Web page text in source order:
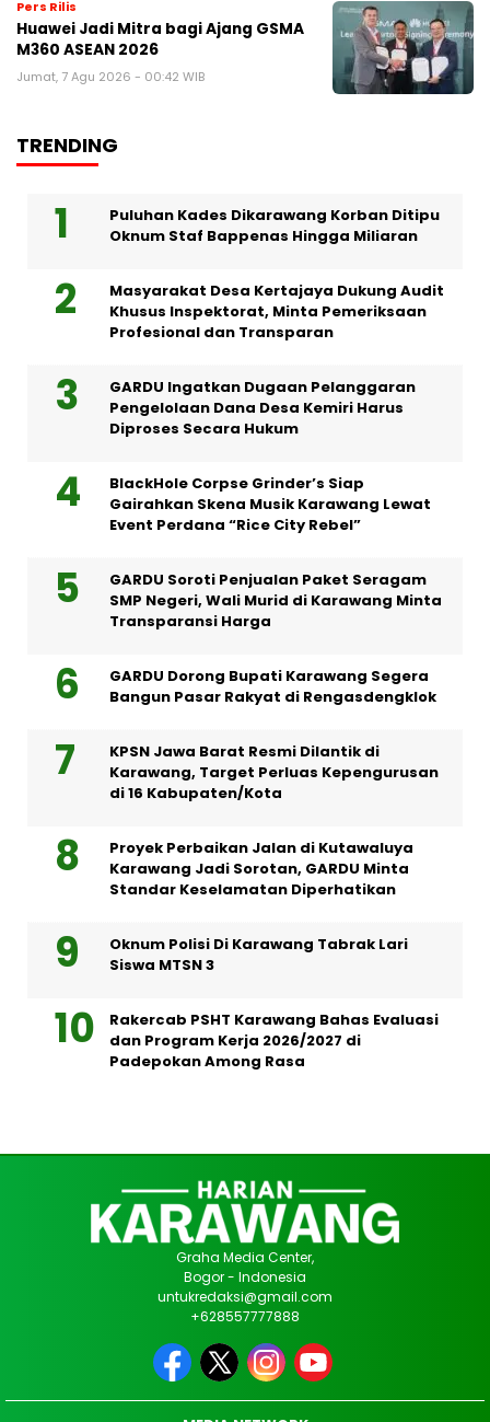
Pers Rilis
Huawei Jadi Mitra bagi Ajang GSMA
M360 ASEAN 2026
Jumat, 7 Agu 2026 - 00:42 WIB
TRENDING
Puluhan Kades Dikarawang Korban Ditipu
Oknum Staf Bappenas Hingga Miliaran
Masyarakat Desa Kertajaya Dukung Audit
Khusus Inspektorat, Minta Pemeriksaan
Profesional dan Transparan
GARDU Ingatkan Dugaan Pelanggaran
Pengelolaan Dana Desa Kemiri Harus
Diproses Secara Hukum
BlackHole Corpse Grinder’s Siap
Gairahkan Skena Musik Karawang Lewat
Event Perdana “Rice City Rebel”
GARDU Soroti Penjualan Paket Seragam
SMP Negeri, Wali Murid di Karawang Minta
Transparansi Harga
GARDU Dorong Bupati Karawang Segera
Bangun Pasar Rakyat di Rengasdengklok
KPSN Jawa Barat Resmi Dilantik di
Karawang, Target Perluas Kepengurusan
di 16 Kabupaten/Kota
Proyek Perbaikan Jalan di Kutawaluya
Karawang Jadi Sorotan, GARDU Minta
Standar Keselamatan Diperhatikan
Oknum Polisi Di Karawang Tabrak Lari
Siswa MTSN 3
Rakercab PSHT Karawang Bahas Evaluasi
dan Program Kerja 2026/2027 di
Padepokan Among Rasa
Graha Media Center,
Bogor - Indonesia
untukredaksi@gmail.com
+628557777888